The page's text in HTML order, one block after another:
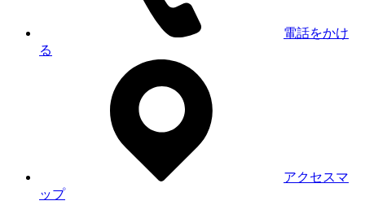
電話をかけ
る
アクセスマ
ップ